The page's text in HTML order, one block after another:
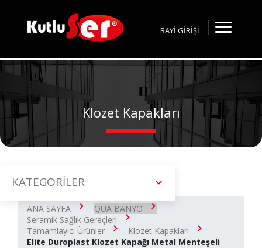
BAYİ GİRİŞİ
Klozet Kapakları
KATEGORİLER
ANA SAYFA
QUA BANYO
Seramik Sağlık Gereçleri
Tamamlayıcı Ürünler
Klozet Kapakları
Elite Duroplast Klozet Kapağı Metal Menteşeli